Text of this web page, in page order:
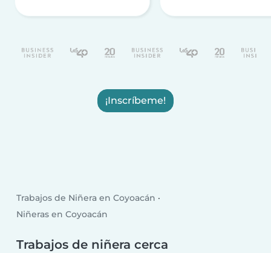
¡Inscríbeme!
Trabajos de Niñera en Coyoacán
Niñeras en Coyoacán
Trabajos de niñera cerca